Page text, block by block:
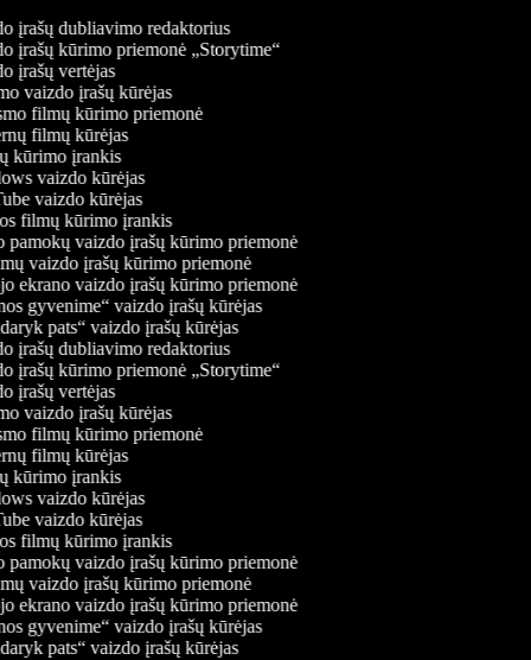
įrašų dubliavimo redaktorius
įrašų kūrimo priemonė „Storytime“
įrašų vertėjas
vaizdo įrašų kūrėjas
filmų kūrimo priemonė
filmų kūrėjas
kūrimo įrankis
vaizdo kūrėjas
vaizdo kūrėjas
filmų kūrimo įrankis
vaizdo įrašų kūrimo priemonė
vaizdo įrašų kūrimo priemonė
ekrano vaizdo įrašų kūrimo priemonė
gyvenime“ vaizdo įrašų kūrėjas
pats“ vaizdo įrašų kūrėjas
įrašų dubliavimo redaktorius
įrašų kūrimo priemonė „Storytime“
įrašų vertėjas
vaizdo įrašų kūrėjas
filmų kūrimo priemonė
filmų kūrėjas
kūrimo įrankis
vaizdo kūrėjas
vaizdo kūrėjas
filmų kūrimo įrankis
vaizdo įrašų kūrimo priemonė
vaizdo įrašų kūrimo priemonė
ekrano vaizdo įrašų kūrimo priemonė
gyvenime“ vaizdo įrašų kūrėjas
pats“ vaizdo įrašų kūrėjas